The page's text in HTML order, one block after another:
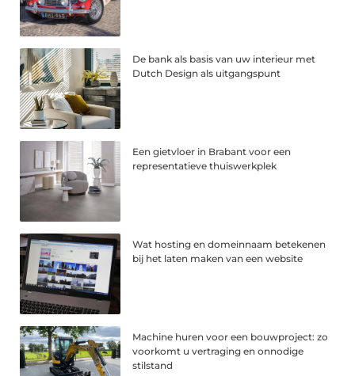
De bank als basis van uw interieur met
Dutch Design als uitgangspunt
Een gietvloer in Brabant voor een
representatieve thuiswerkplek
Wat hosting en domeinnaam betekenen
bij het laten maken van een website
Machine huren voor een bouwproject: zo
voorkomt u vertraging en onnodige
stilstand